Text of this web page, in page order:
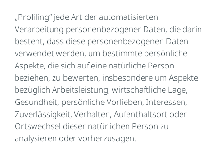
„Profiling“ jede Art der automatisierten
Verarbeitung personenbezogener Daten, die darin
besteht, dass diese personenbezogenen Daten
verwendet werden, um bestimmte persönliche
Aspekte, die sich auf eine natürliche Person
beziehen, zu bewerten, insbesondere um Aspekte
bezüglich Arbeitsleistung, wirtschaftliche Lage,
Gesundheit, persönliche Vorlieben, Interessen,
Zuverlässigkeit, Verhalten, Aufenthaltsort oder
Ortswechsel dieser natürlichen Person zu
analysieren oder vorherzusagen.